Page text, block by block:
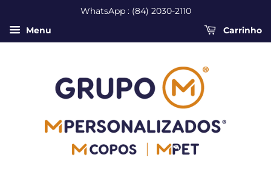
WhatsApp : (84) 2030-2110
Menu
Carrinho